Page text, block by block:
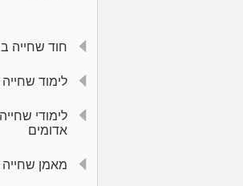
חוד שחייה
לימוד שחייה
לימודי
אדומים
מאמן